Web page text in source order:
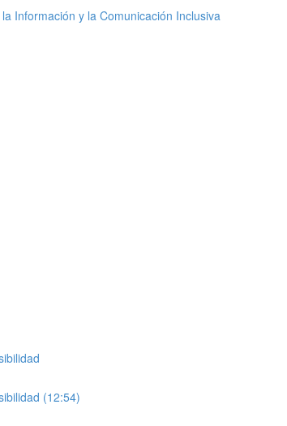
Información y la Comunicación Inclusiva
(12:54)